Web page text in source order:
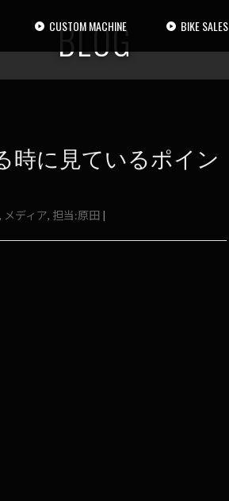
CUSTOM MACHINE BIKE SALES
BLOG
時に見ているポイン
, メディア, 担当:原田 |